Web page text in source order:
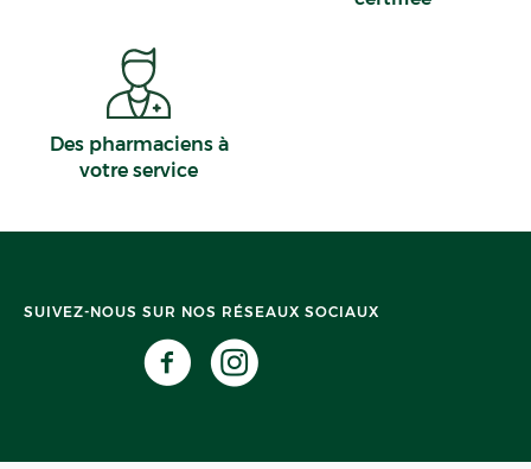
Des pharmaciens à
votre service
SUIVEZ-NOUS SUR NOS RÉSEAUX SOCIAUX